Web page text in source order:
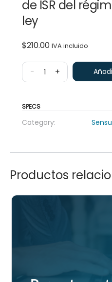
de ISR del
ley
$210.00 IVA incluido
- +
SPECS
Category:
Productos